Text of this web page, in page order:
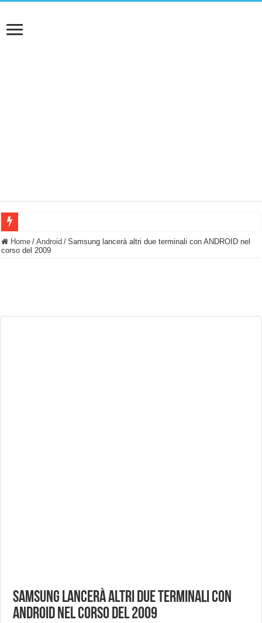
BASTA FATICARE! Questo robot tagliaerba lo appoggi e fa tutto lui! (Senza
Home / Android / Samsung lancerà altri due terminali con ANDROID nel
corso del 2009
Samsung lancerà altri due terminali con
ANDROID nel corso del 2009